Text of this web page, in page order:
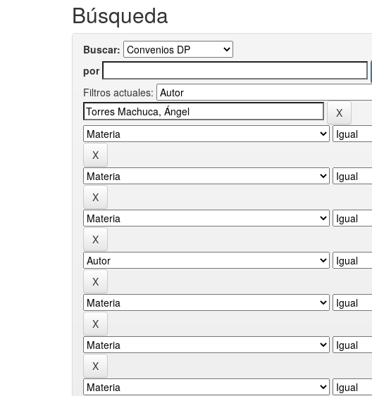
Búsqueda
Buscar:
por
Filtros actuales: